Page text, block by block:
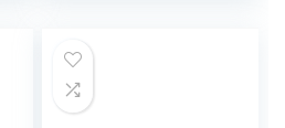
idee voor kinderen
Blauw